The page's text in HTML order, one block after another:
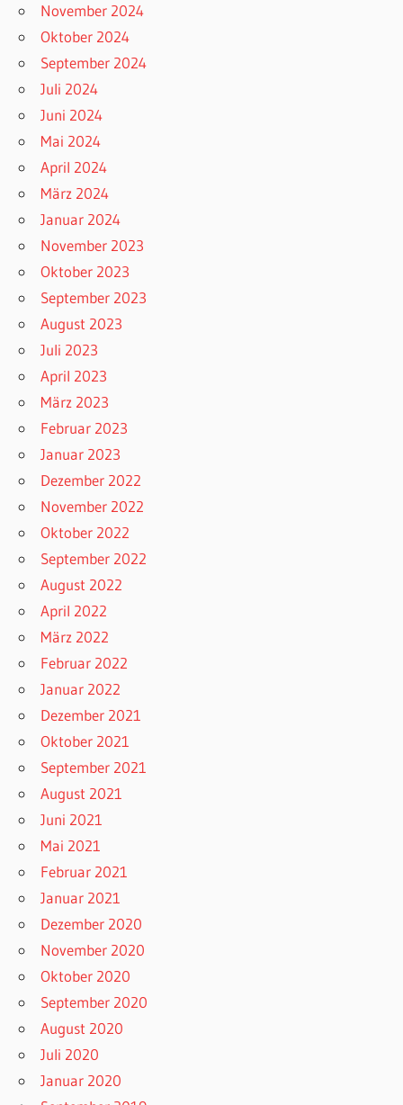
November 2024
Oktober 2024
September 2024
Juli 2024
Juni 2024
Mai 2024
April 2024
März 2024
Januar 2024
November 2023
Oktober 2023
September 2023
August 2023
Juli 2023
April 2023
März 2023
Februar 2023
Januar 2023
Dezember 2022
November 2022
Oktober 2022
September 2022
August 2022
April 2022
März 2022
Februar 2022
Januar 2022
Dezember 2021
Oktober 2021
September 2021
August 2021
Juni 2021
Mai 2021
Februar 2021
Januar 2021
Dezember 2020
November 2020
Oktober 2020
September 2020
August 2020
Juli 2020
Januar 2020